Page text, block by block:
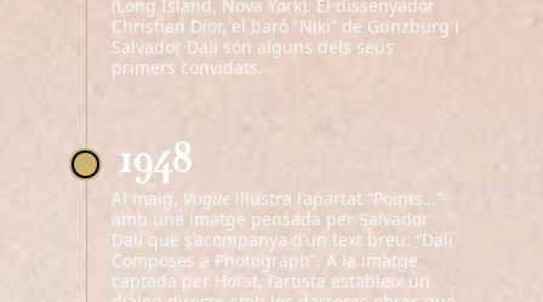
(Long Island, Nova York). El dissenyador
Christian Dior, el baró “Niki” de Gunzburg i
Salvador Dalí són alguns dels seus
primers convidats.
1948
Al maig, Vogueil·lustra l’apartat “Points…”
amb una imatge pensada per Salvador
Dalí que s’acompanya d’un text breu: “Dali
Composes a Photograph”. A la imatge
captada per Horst, l’artista estableix un